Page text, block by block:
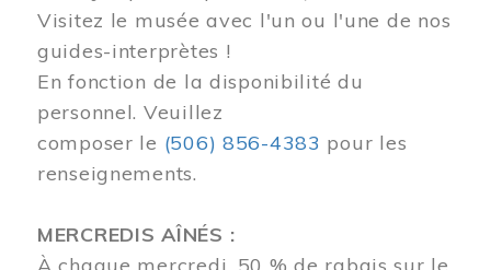
Visitez le musée avec l'un ou l'une de nos
guides-interprètes !
En fonction de la disponibilité du
personnel. Veuillez
composer le (506) 856-4383 pour les
renseignements.
MERCREDIS AÎNÉS :